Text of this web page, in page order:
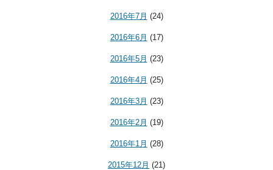
2016年7月 (24)
2016年6月 (17)
2016年5月 (23)
2016年4月 (25)
2016年3月 (23)
2016年2月 (19)
2016年1月 (28)
2015年12月 (21)